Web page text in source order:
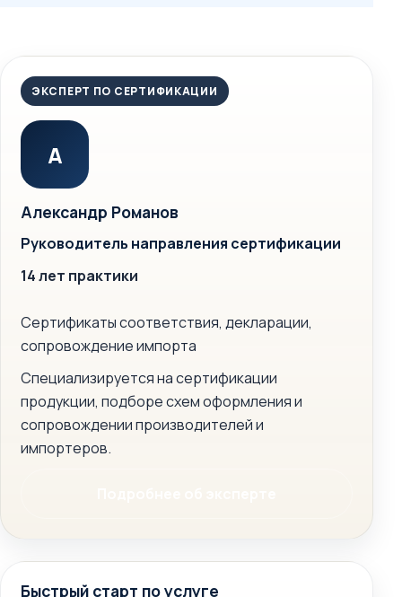
ЭКСПЕРТ ПО СЕРТИФИКАЦИИ
А
Александр Романов
Руководитель направления сертификации
14 лет практики
Сертификаты соответствия, декларации,
сопровождение импорта
Специализируется на сертификации
продукции, подборе схем оформления и
сопровождении производителей и
импортеров.
Быстрый старт по услуге